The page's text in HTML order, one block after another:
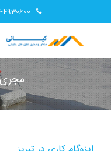
4930600
مجری